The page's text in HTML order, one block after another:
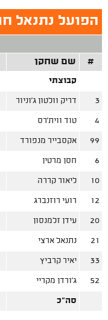
הפועל נתנאל
#
שם שחקן
קבוצתי
3 דריק וולטון ג'וניור
4 טוד ווית'רס
99 אקסבייר מנפורד
6 חסן מרטין
10 ליאור קררה
12 רועי רוזנברג
20 עידן זלמנסון
21 נתנאל ארצי
33 יאיר קרביץ
52 ג'ורדן מקריי
סה"כ